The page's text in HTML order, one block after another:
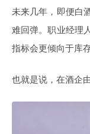
未来几年，即便白
难回弹。职业经理
指标会更倾向于库
也就是说，在酒企